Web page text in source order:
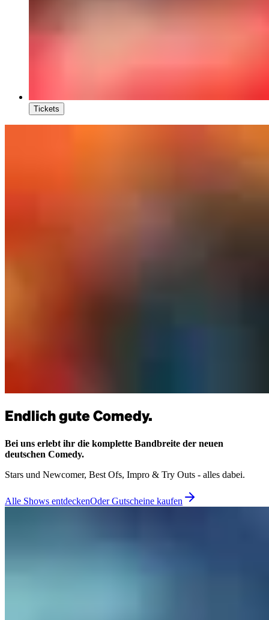
Tickets
Endlich gute Comedy.
Bei uns erlebt ihr die komplette Bandbreite der neuen
deutschen Comedy.
Stars und Newcomer, Best Ofs, Impro & Try Outs - alles dabei.
Alle Shows entdeckenOder Gutscheine kaufen